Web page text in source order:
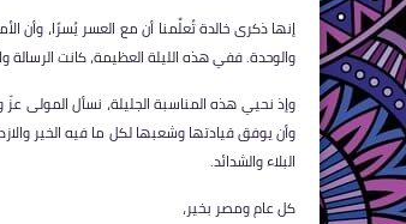
إنها ذكرى خالدة تُعلِّمنا أن مع العسر يُسرًا، وأن
والوحدة. ففي هذه الليلة العظيمة، كانت الرسالة
وإذ نحيي هذه المناسبة الجليلة، نسأل المولى
وأن يوفق قيادتها وشعبها لكل ما فيه الخير
البلاء والشدائد.
كل عام ومصر بخير،